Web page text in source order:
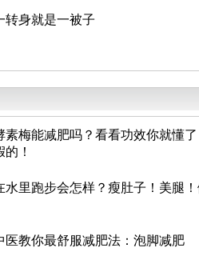
转身就是一被子
素梅能减肥吗？看看功效你就懂
的！
水里跑步会怎样？瘦肚子！美腿！
医教你最舒服减肥法：泡脚减肥